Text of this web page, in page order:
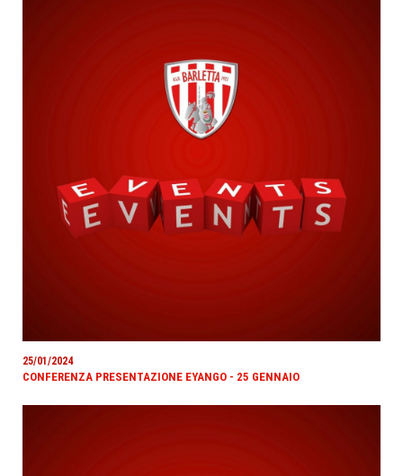
25/01/2024
CONFERENZA PRESENTAZIONE EYANGO - 25 GENNAIO